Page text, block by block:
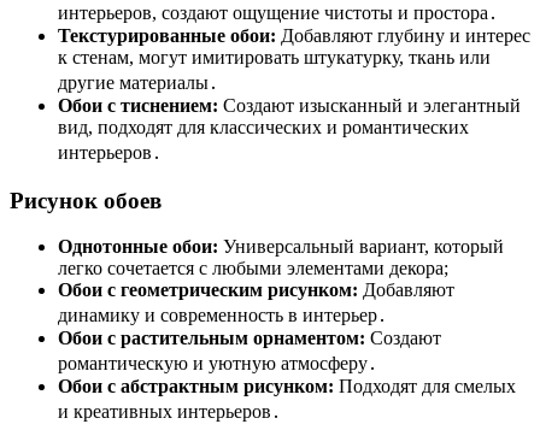
интерьеров, создают ощущение чистоты и простора․
Текстурированные обои: Добавляют глубину и интерес
к стенам, могут имитировать штукатурку, ткань или
другие материалы․
Обои с тиснением: Создают изысканный и элегантный
вид, подходят для классических и романтических
интерьеров․
Рисунок обоев
Однотонные обои: Универсальный вариант, который
легко сочетается с любыми элементами декора;
Обои с геометрическим рисунком: Добавляют
динамику и современность в интерьер․
Обои с растительным орнаментом: Создают
романтическую и уютную атмосферу․
Обои с абстрактным рисунком: Подходят для смелых
и креативных интерьеров․